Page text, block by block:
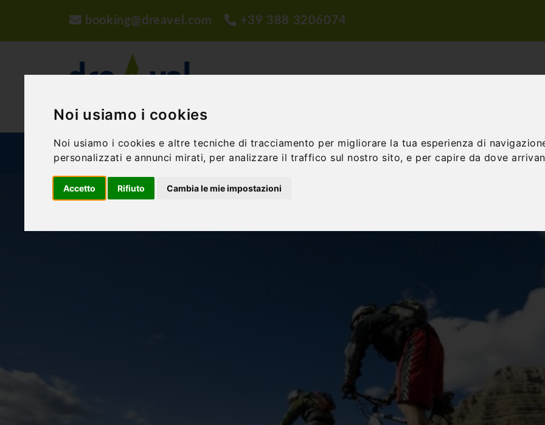
Noi usiamo i cookies
Noi usiamo i cookies e altre tecniche di tracciamento per migliorare la tua esperienza di
personalizzati e annunci mirati, per analizzare il traffico sul nostro sito, e per capire da dove
Accetto Rifiuto Cambia le mie impostazioni
booking@dreavel.com +39 388 3206074
ATTIVITÀ ED ESPERIENZE STRUTTURE PROPOSTE DI VIAGGIO PROPOSTE DIDATTICHE INCENTIVE E